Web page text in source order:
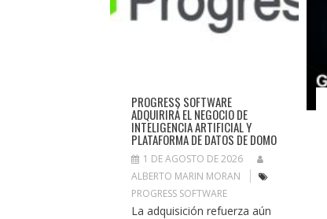
PROGRESS SOFTWARE
ADQUIRIRÁ EL NEGOCIO DE
INTELIGENCIA ARTIFICIAL Y
PLATAFORMA DE DATOS DE DOMO
1 DE AGOSTO DE 2026
ALBERTO MARIN MORAN
PROGRESS SOFTWARE
La adquisición refuerza aún